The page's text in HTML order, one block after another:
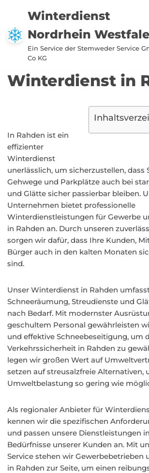
Zum
Inhalt
springen
Winterdienst
Nordrhein
Ein Service der Stemweder Service
Co KG
Winterdienst in
In Rahden ist ein
effizienter
Winterdienst
unerlässlich, um sicherzustellen, dass
Gehwege und Parkplätze auch bei
und Glätte sicher passierbar bleiben.
Unternehmen bietet professionelle
Winterdienstleistungen für Gewerbe
in Rahden an. Durch unseren
sorgen wir dafür, dass Ihre Kunden,
Bürger auch in den kalten Monaten
sind.
Unser Winterdienst in Rahden
Schneeräumung, Streudienste und
nach Bedarf. Mit modernster
geschultem Personal gewährleisten
und effektive Schneebeseitigung, um
Verkehrssicherheit in Rahden zu
legen wir großen Wert auf
setzen auf streusalzfreie Alternativen,
Umweltbelastung so gering wie
Als regionaler Anbieter für
kennen wir die spezifischen
und passen unsere Dienstleistungen
Bedürfnisse unserer Kunden an. Mit
Service stehen wir Gewerbebetrieben
in Rahden zur Seite, um einen